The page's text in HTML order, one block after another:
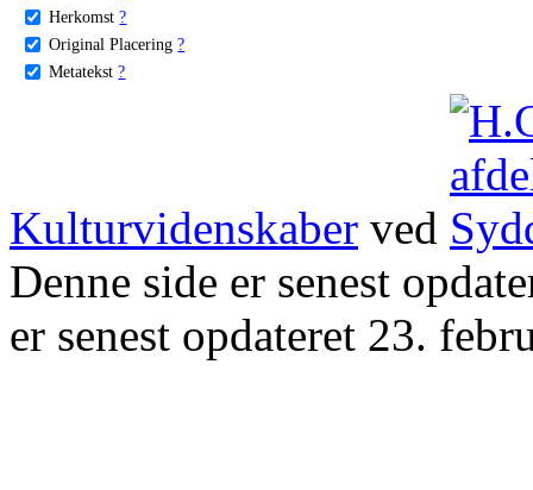
Herkomst ?
Original Placering ?
Metatekst ?
Kulturvidenskaber ved
Denne side er senest
er senest opdateret 23.